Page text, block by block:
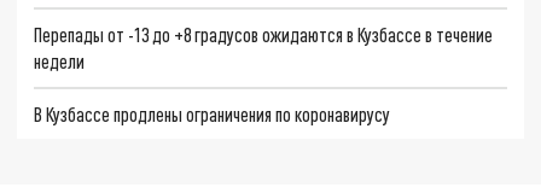
Перепады от -13 до +8 градусов ожидаются в Кузбассе в течение
недели
В Кузбассе продлены ограничения по коронавирусу